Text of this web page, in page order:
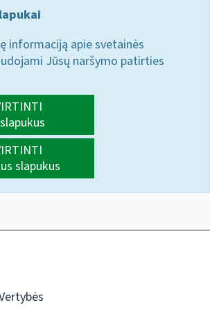
informaciją apie svetainės
Jūsų naršymo patirties
slapukus